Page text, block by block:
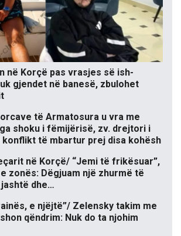
në Korçë pas vrasjes së ish-
gjendet në banesë, zbulohet
të Armatosura u vra me
shoku i fëmijërisë, zv. drejtori i
konflikt të mbartur prej disa kohësh
në Korçë/ “Jemi të frikësuar”,
zonës: Dëgjuam një zhurmë të
dhe…
e njëjtë”/ Zelensky takim me
qëndrim: Nuk do ta njohim